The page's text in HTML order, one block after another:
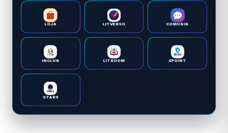
LOJA LITVERSO COMUNIK
INCLUB LITBOOM 4POINT
STARS